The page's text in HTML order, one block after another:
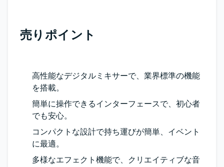
売りポイント
高性能なデジタルミキサーで、業界標準の機能
を搭載。
簡単に操作できるインターフェースで、初心者
でも安心。
コンパクトな設計で持ち運びが簡単、イベント
に最適。
多様なエフェクト機能で、クリエイティブな音